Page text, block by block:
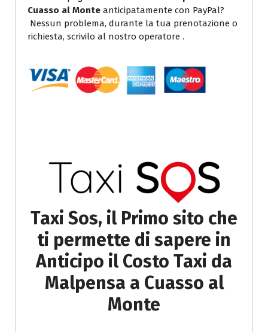
Cuasso al Monte anticipatamente con PayPal?
Nessun problema, durante la tua prenotazione o
richiesta, scrivilo al nostro operatore .
Taxi Sos, il Primo sito che
ti permette di sapere in
Anticipo il Costo Taxi da
Malpensa a Cuasso al
Monte